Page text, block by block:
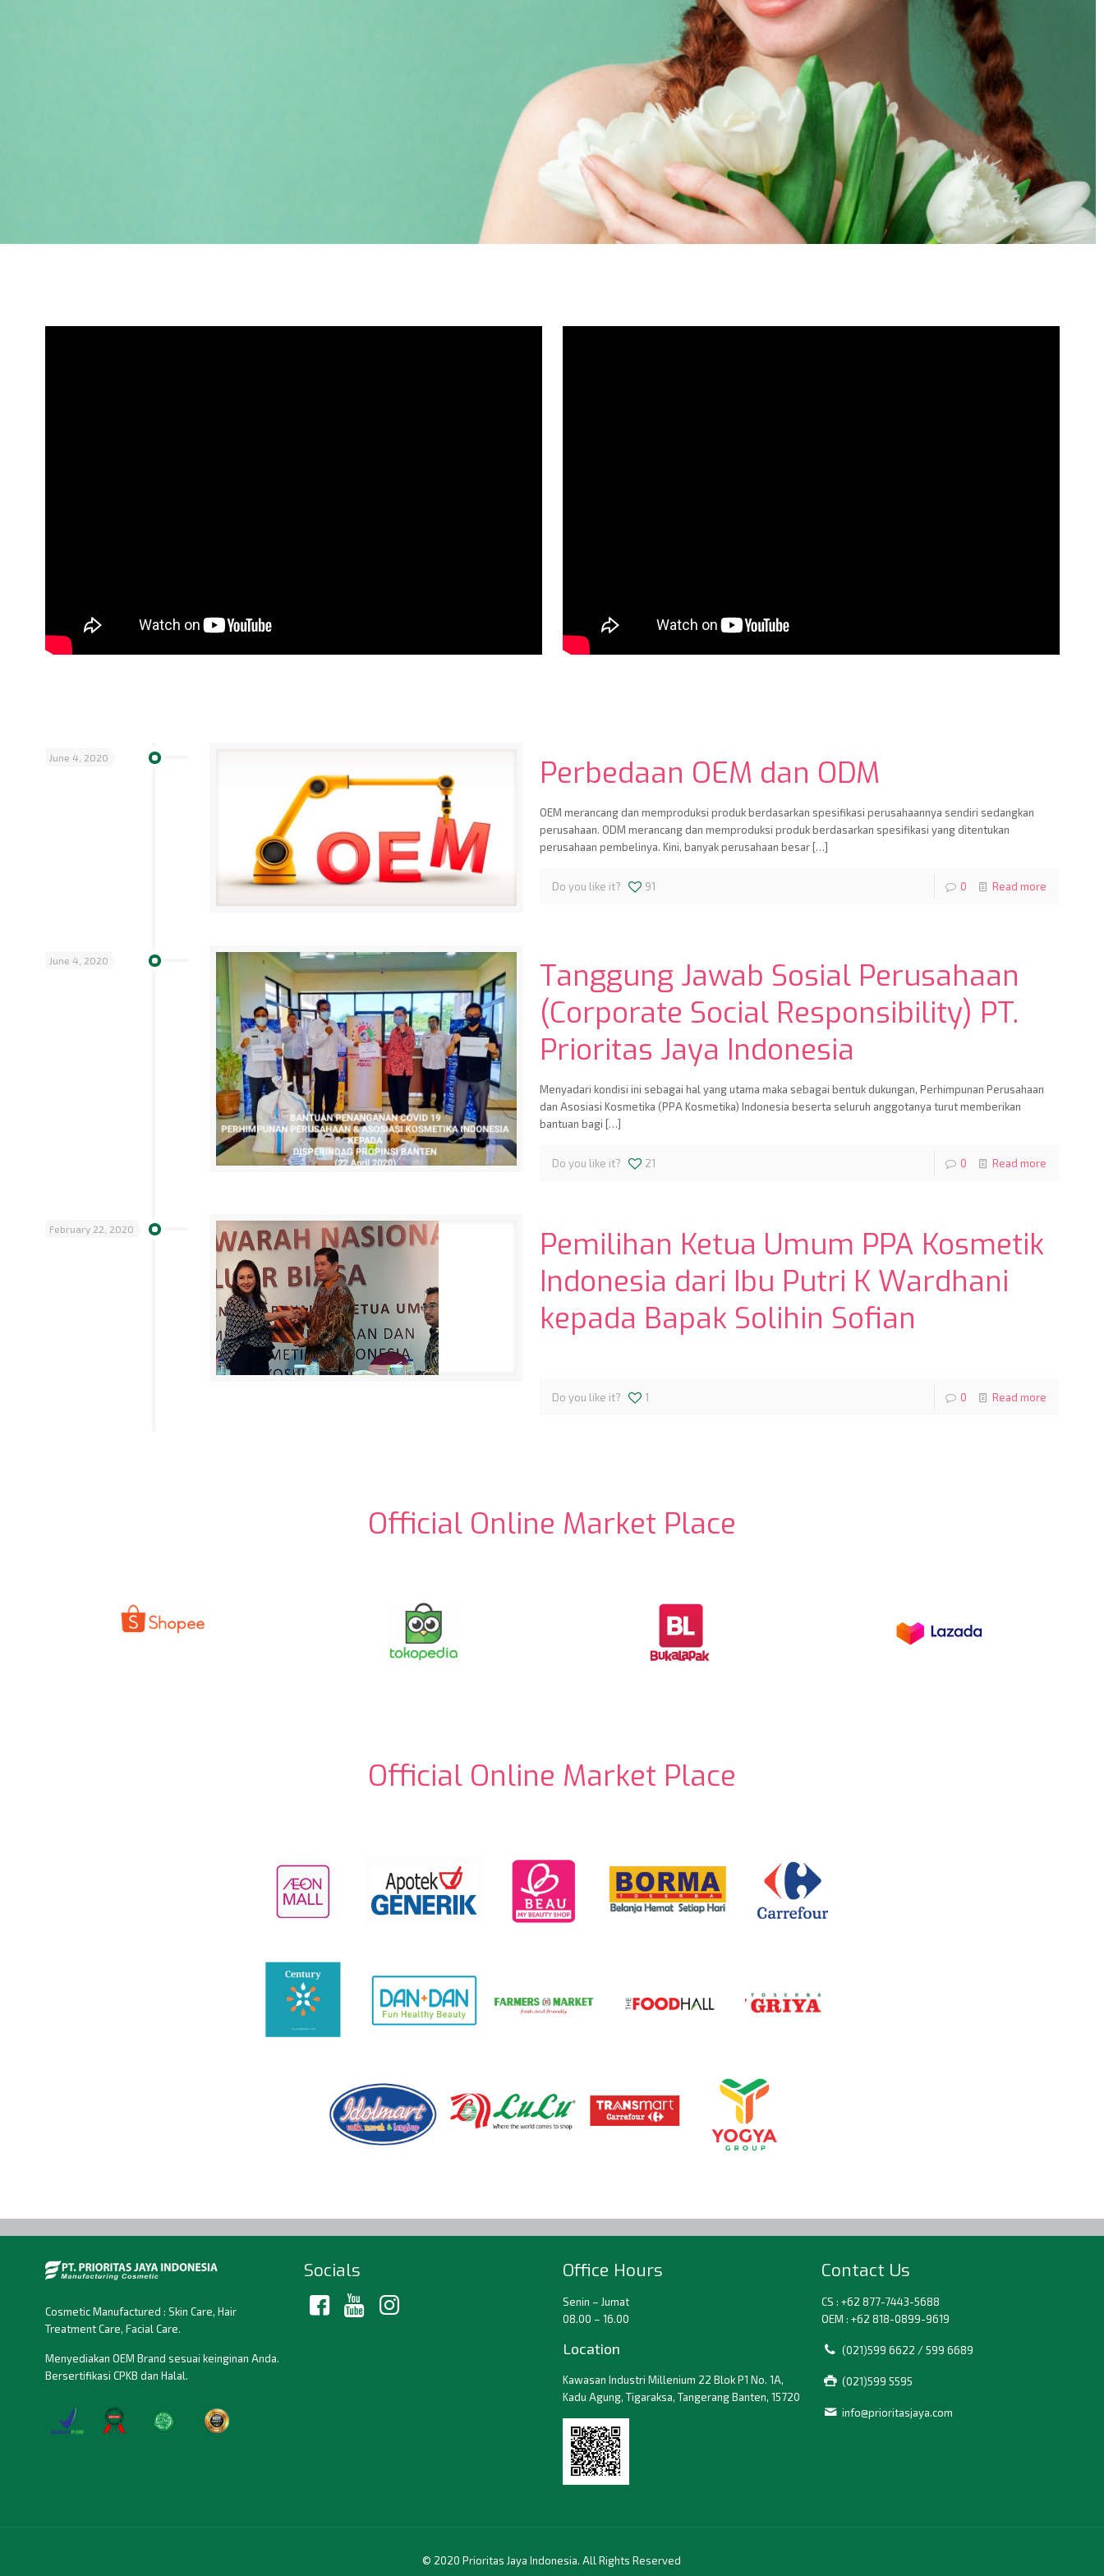
June 4, 2020 Perbedaan OEM dan ODM
OEM merancang dan memproduksi produk berdasarkan spesifikasi perusahaannya sendiri sedangkan
perusahaan. ODM merancang dan memproduksi produk berdasarkan spesifikasi yang ditentukan
perusahaan pembelinya. Kini, banyak perusahaan besar […]
Do you like it? 91 0 Read more
June 4, 2020
Tanggung Jawab Sosial Perusahaan
(Corporate Social Responsibility) PT.
Prioritas Jaya Indonesia
Menyadari kondisi ini sebagai hal yang utama maka sebagai bentuk dukungan, Perhimpunan Perusahaan
dan Asosiasi Kosmetika (PPA Kosmetika) Indonesia beserta seluruh anggotanya turut memberikan
bantuan bagi […]
Do you like it? 21 0 Read more
February 22, 2020
Pemilihan Ketua Umum PPA Kosmetik
Indonesia dari Ibu Putri K Wardhani
kepada Bapak Solihin Sofian
Do you like it? 1 0 Read more
Official Online Market Place
Official Online Market Place
Cosmetic Manufactured : Skin Care, Hair
Treatment Care, Facial Care.
Menyediakan OEM Brand sesuai keinginan Anda.
Bersertifikasi CPKB dan Halal.
Socials Office Hours
Senin – Jumat
08.00 – 16.00
Location
Kawasan Industri Millenium 22 Blok P1 No. 1A,
Kadu Agung, Tigaraksa, Tangerang Banten, 15720
Contact Us
CS : +62 877-7443-5688
OEM : +62 818-0899-9619
(021)599 6622 / 599 6689
(021)599 5595
info@prioritasjaya.com
© 2020 Prioritas Jaya Indonesia. All Rights Reserved